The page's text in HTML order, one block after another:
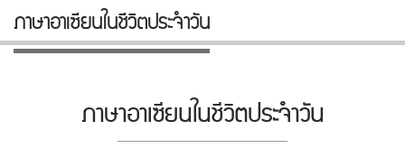
ภาษาอาเซียนในชีวิตประจำวัน
ภาษาอาเซียนในชีวิตประจำวัน